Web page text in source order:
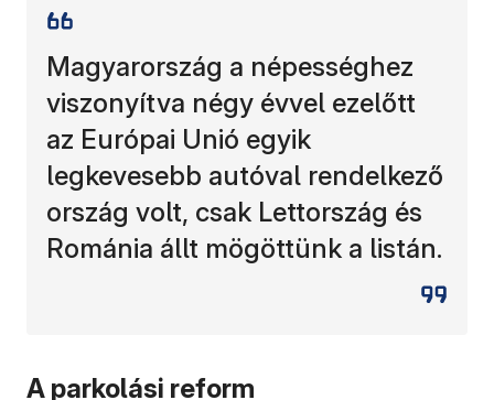
Magyarország a népességhez
viszonyítva négy évvel ezelőtt
az Európai Unió egyik
legkevesebb autóval rendelkező
ország volt, csak Lettország és
Románia állt mögöttünk a listán.
A parkolási reform